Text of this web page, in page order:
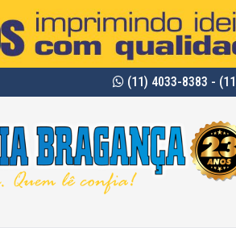
(11) 4033-8383 -